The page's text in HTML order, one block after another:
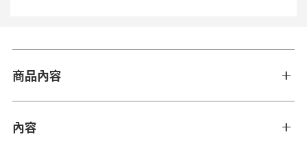
商品內容
內容